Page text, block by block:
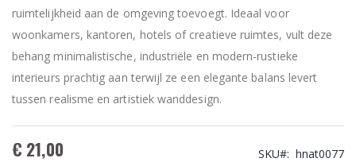
ruimtelijkheid aan de omgeving toevoegt. Ideaal voor
woonkamers, kantoren, hotels of creatieve ruimtes, vult deze
behang minimalistische, industriële en modern-rustieke
interieurs prachtig aan terwijl ze een elegante balans levert
tussen realisme en artistiek wanddesign.
€ 21,00 SKU hnat0077